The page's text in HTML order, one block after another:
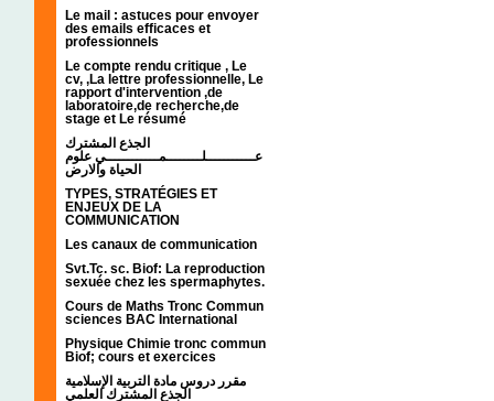
Le mail : astuces pour envoyer
des emails efficaces et
professionnels
Le compte rendu critique , Le
cv, ,La lettre professionnelle, Le
rapport d'intervention ,de
laboratoire,de recherche,de
stage et Le résumé
الجذع المشترك
عـــــــــــلــــــــمــــــــــــي علوم
الحياة والارض
TYPES, STRATÉGIES ET
ENJEUX DE LA
COMMUNICATION
Les canaux de communication
Svt.Tc. sc. Biof: La reproduction
sexuée chez les spermaphytes.
Cours de Maths Tronc Commun
sciences BAC International
Physique Chimie tronc commun
Biof; cours et exercices
مقرر دروس مادة التربية الإسلامية
الجذع المشترك العلمي